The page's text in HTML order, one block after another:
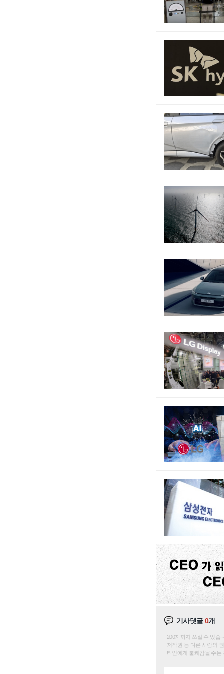
기사댓글0개
200자까지 쓰실 수 있습
저작권 등 다른 사람의
타인에게 불쾌감을 주는